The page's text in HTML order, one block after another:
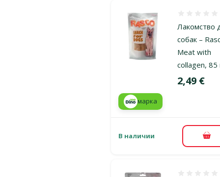
Лакомство
собак –
Meat with
collagen, 85
Цена
2,49 €
марка
В наличии В